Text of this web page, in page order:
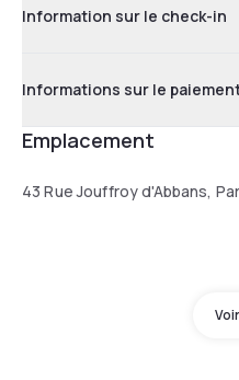
Information sur le check-in
Informations sur le
Emplacement
43 Rue Jouffroy d'Abbans,